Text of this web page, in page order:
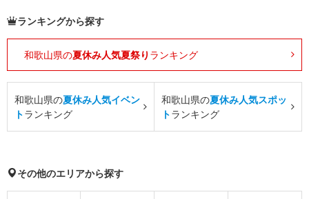
ランキングから探す
和歌山県の夏休み人気夏祭り ランキング
和歌山県の夏休み人気イベン
トランキング
和歌山県の夏休み人気スポッ
トランキング
その他のエリアから探す